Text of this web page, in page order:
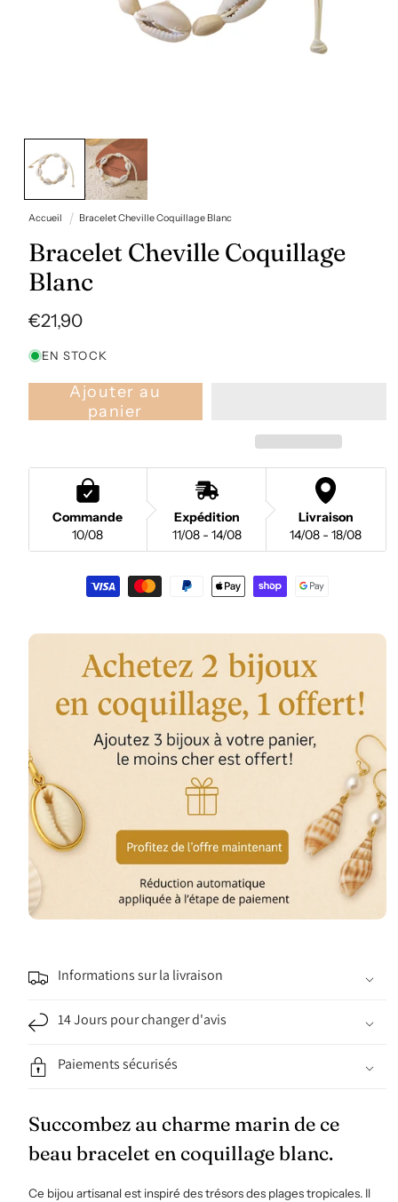
média
1
dans
une
fenêtre
modale
Accueil Bracelet Cheville Coquillage Blanc
Bracelet Cheville Coquillage
Blanc
Prix
€21,90
EN STOCK
Ajouter au
panier
Commande
10/08
Expédition
11/08 - 14/08
Livraison
14/08 - 18/08
Informations sur la livraison
14 Jours pour changer d'avis
Paiements sécurisés
Succombez au charme marin de ce
beau bracelet en coquillage blanc.
Ce bijou artisanal est inspiré des trésors des plages tropicales. Il